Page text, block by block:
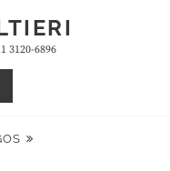
3120-6896